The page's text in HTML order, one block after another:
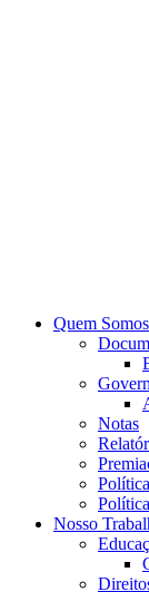
Quem Somos
Notas
Nosso